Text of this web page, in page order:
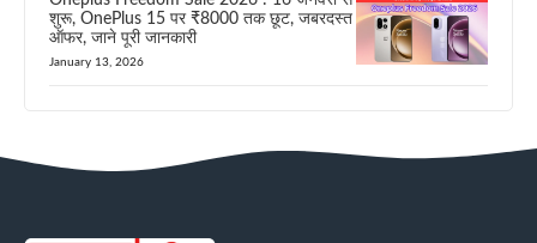
शुरू, OnePlus 15 पर ₹8000 तक छूट, जबरदस्त
ऑफर, जाने पूरी जानकारी
January 13, 2026